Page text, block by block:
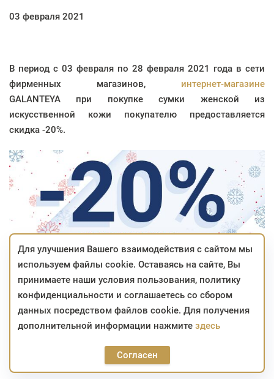
03 февраля 2021
В период с 03 февраля по 28 февраля 2021 года в сети
фирменных магазинов, интернет-магазине
GALANTEYA при покупке сумки женской из
искусственной кожи покупателю предоставляется
скидка -20%.
*скидка не суммируется с другими скидками, не
распространяется на новинки, уценённые товары и
Для улучшения Вашего взаимодействия с сайтом мы
используем файлы cookie. Оставаясь на сайте, Вы
принимаете наши условия пользования, политику
конфиденциальности и соглашаетесь со сбором
данных посредством файлов cookie. Для получения
дополнительной информации нажмите здесь
Согласен